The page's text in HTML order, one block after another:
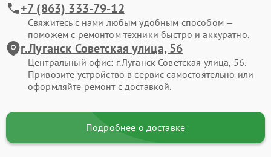
+7 (863) 333-79-12
Свяжитесь с нами любым удобным способом —
поможем с ремонтом техники быстро и аккуратно.
г.Луганск Советская улица, 56
Центральный офис: г.Луганск Советская улица, 56.
Привозите устройство в сервис самостоятельно или
оформляйте ремонт с доставкой.
Подробнее о доставке